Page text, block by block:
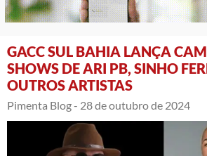
GACC SUL BAHIA LANÇA
SHOWS DE ARI PB, SINHO
OUTROS ARTISTAS
Pimenta Blog - 28 de outubro de 2024